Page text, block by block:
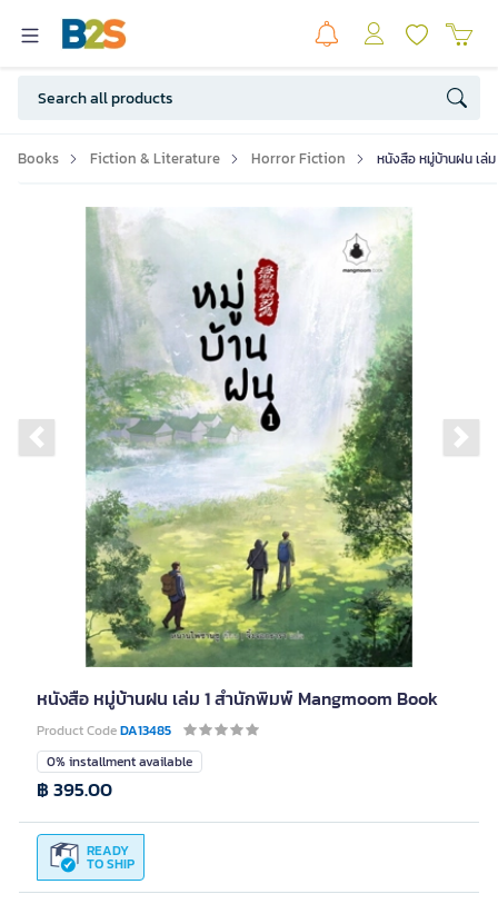
Books Fiction & Literature Horror Fiction หนังสือ หมู่บ้านฝน เล่
Previous slide
หนังสือ หมู่บ้านฝน เล่ม 1 สำนักพิมพ์ Mangmoom Book
Product CodeDA13485
0% installment available
READY
TO SHIP
฿ 395.00